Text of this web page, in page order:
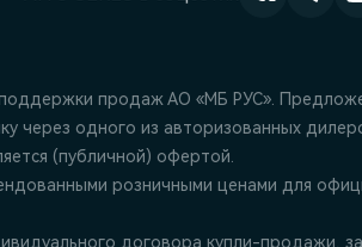
продаж АО «МБ РУС».
одного из авторизованных
(публичной) офертой.
розничными ценами для
договора купли-продажи,